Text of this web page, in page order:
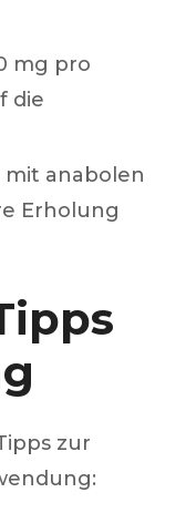
mg pro
die
mit anabolen
Erholung
zur